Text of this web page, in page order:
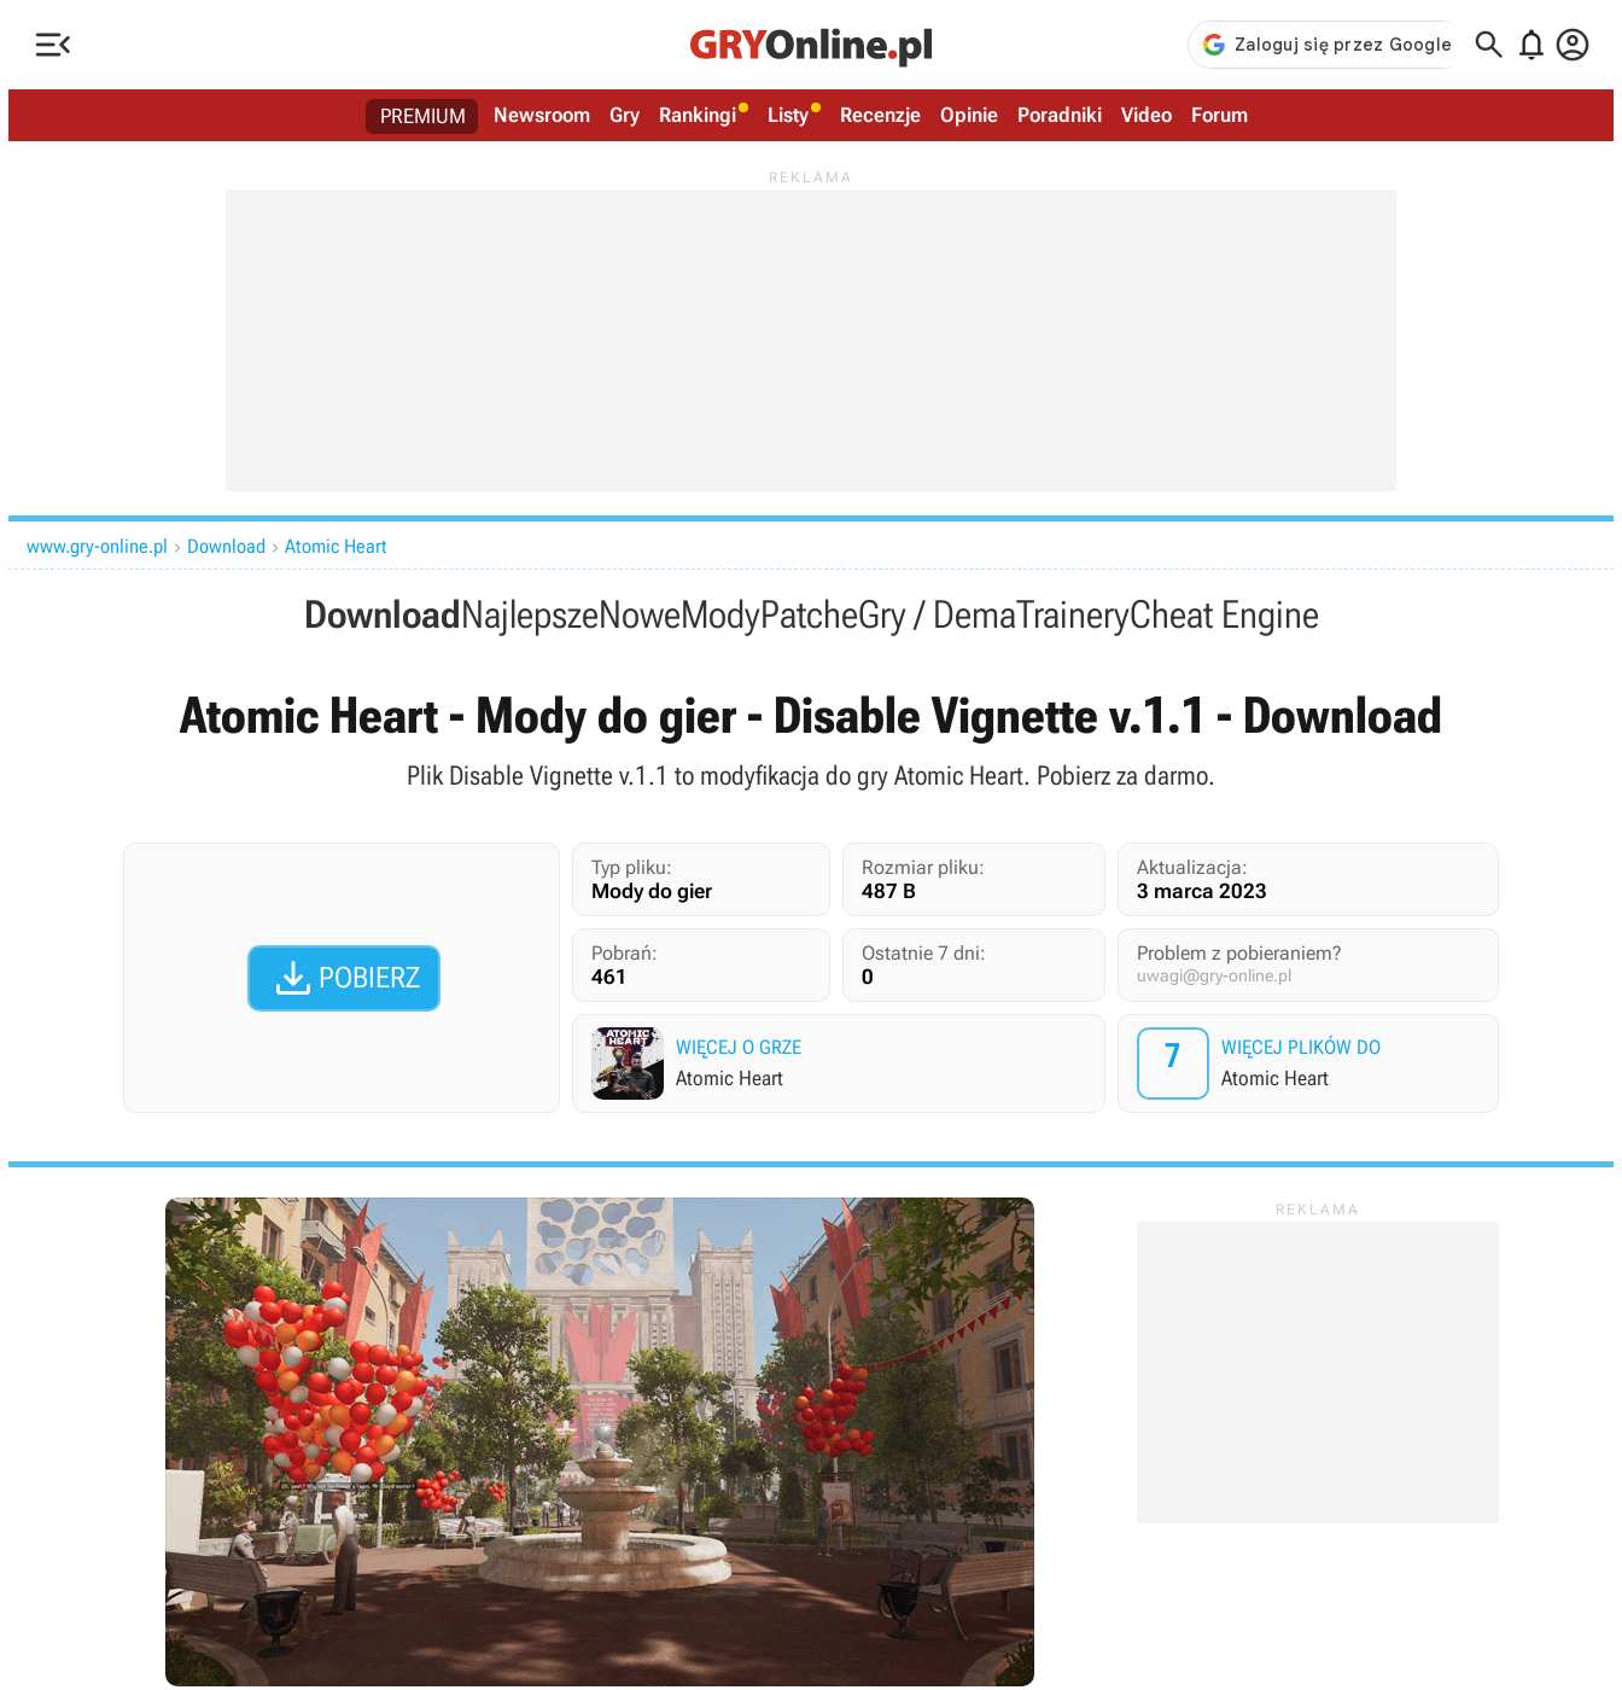
   
PREMIUM Newsroom Gry Rankingi Listy Recenzje Opinie Poradniki Video Forum
www.gry-online.pl  Download  Atomic Heart
DownloadNajlepszeNoweModyPatcheGry / DemaTraineryCheat Engine
Atomic Heart - Mody do gier - Disable Vignette v.1.1 - Download
Plik Disable Vignette v.1.1 to modyfikacja do gry Atomic Heart. Pobierz za darmo.
 POBIERZ
Typ pliku:
Mody do gier
Rozmiar pliku:
487 B
Aktualizacja:
3 marca 2023
Pobrań:
461
Ostatnie 7 dni:
0
Problem z pobieraniem?
uwagi@gry-online.pl
WIĘCEJ O GRZE
Atomic Heart
7 WIĘCEJ PLIKÓW DO
Atomic Heart